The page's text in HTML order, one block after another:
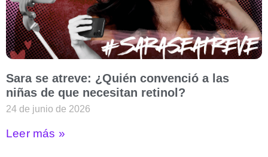
Sara se atreve: ¿Quién convenció a las
niñas de que necesitan retinol?
24 de junio de 2026
Leer más »